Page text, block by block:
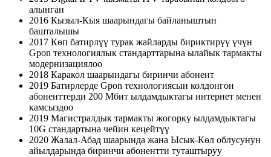
алынган
2016 Кызыл-Кыя шаарындагы байланыштын
башталышы
2017 Көп батирлүү турак жайларды бириктирүү үчүн
Gpon технологиялык стандарттарына ылайык тармакты
модернизациялоо
2018 Каракол шаарындагы биринчи абонент
2019 Батирлерде Gpon технологиясын колдонгон
абоненттерди 200 Мбит ылдамдыктагы интернет менен
камсыздоо
2019 Магистралдык тармакты жогорку ылдамдыктагы
10G стандартына чейин кеңейтүү
2020 Жалал-Абад шаарында жана Ысык-Көл облусунун
айылдарында биринчи абонентти туташтыруу